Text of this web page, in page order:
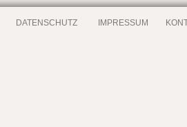
DATENSCHUTZ IMPRESSUM